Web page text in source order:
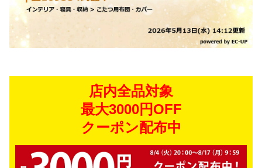
店内全品対象
最大3000円OFF
クーポン配布中